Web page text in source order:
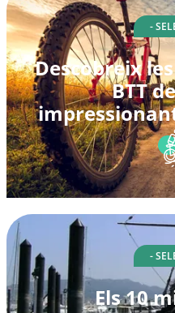
-
Descobreix
BTT
-
Els 10